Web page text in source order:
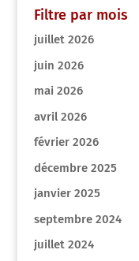
Filtre par mois
juillet 2026
juin 2026
mai 2026
avril 2026
février 2026
décembre 2025
janvier 2025
septembre 2024
juillet 2024